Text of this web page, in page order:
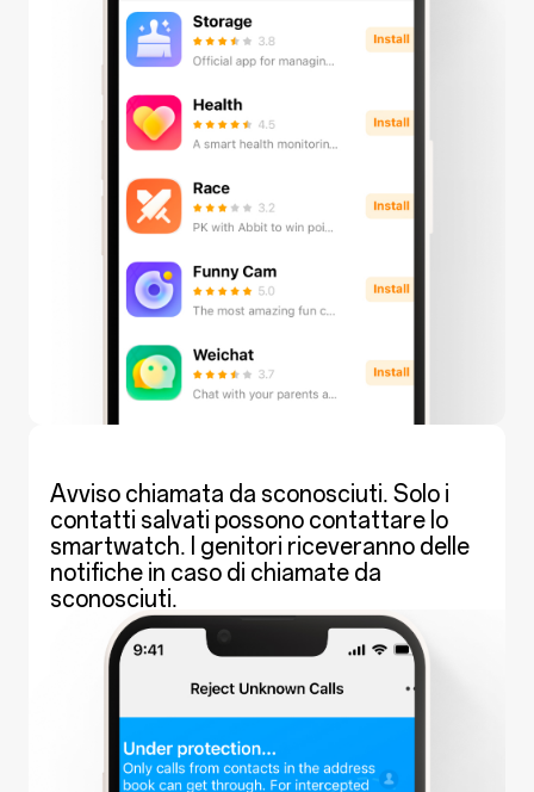
Avviso chiamata da sconosciuti. Solo i
contatti salvati possono contattare lo
smartwatch. I genitori riceveranno delle
notifiche in caso di chiamate da
sconosciuti.